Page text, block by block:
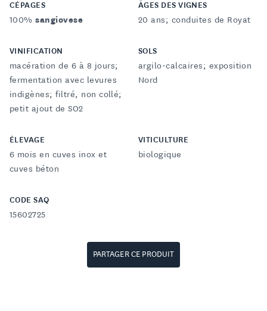
CÉPAGES
100%sangiovese
ÂGES DES VIGNES
20 ans; conduites de Royat
VINIFICATION
macération de 6 à 8 jours;
fermentation avec levures
indigènes; filtré, non collé;
petit ajout de SO2
SOLS
argilo-calcaires; exposition
Nord
ÉLEVAGE
6 mois en cuves inox et
cuves béton
VITICULTURE
biologique
CODE SAQ
15602725
PARTAGER CE PRODUIT